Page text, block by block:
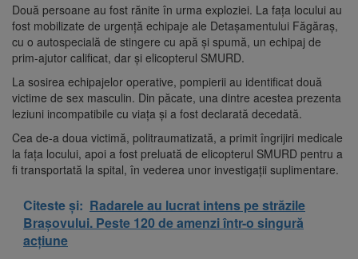
Două persoane au fost rănite în urma exploziei. La fața locului au
fost mobilizate de urgență echipaje ale Detașamentului Făgăraș,
cu o autospecială de stingere cu apă și spumă, un echipaj de
prim-ajutor calificat, dar și elicopterul SMURD.
La sosirea echipajelor operative, pompierii au identificat două
victime de sex masculin. Din păcate, una dintre acestea prezenta
leziuni incompatibile cu viața și a fost declarată decedată.
Cea de-a doua victimă, politraumatizată, a primit îngrijiri medicale
la fața locului, apoi a fost preluată de elicopterul SMURD pentru a
fi transportată la spital, în vederea unor investigații suplimentare.
Citeste și: Radarele au lucrat intens pe străzile
Brașovului. Peste 120 de amenzi într-o singură
acțiune